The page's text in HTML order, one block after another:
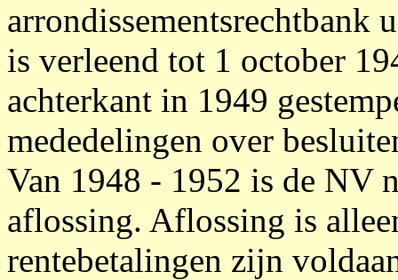
arrondissementsrechtbank
is verleend tot 1 october
achterkant in 1949
mededelingen over
Van 1948 - 1952 is de NV
aflossing. Aflossing is
rentebetalingen zijn